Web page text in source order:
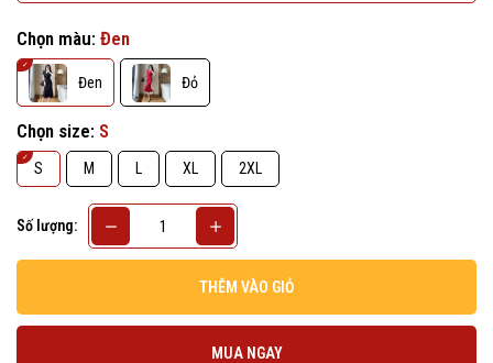
Chọn màu: Đen
Đen Đỏ
Chọn size: S
S M L XL 2XL
Số lượng:
THÊM VÀO GIỎ
MUA NGAY